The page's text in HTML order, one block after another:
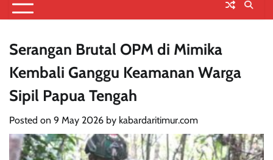
Serangan Brutal OPM di Mimika
Kembali Ganggu Keamanan Warga
Sipil Papua Tengah
Posted on 9 May 2026 by kabardaritimur.com